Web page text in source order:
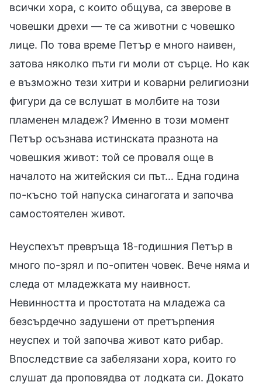
всички хора, с които общува, са зверове в
човешки дрехи — те са животни с човешко
лице. По това време Петър е много наивен,
затова няколко пъти ги моли от сърце. Но как
е възможно тези хитри и коварни религиозни
фигури да се вслушат в молбите на този
пламенен младеж? Именно в този момент
Петър осъзнава истинската празнота на
човешкия живот: той се проваля още в
началото на житейския си път… Една година
по-късно той напуска синагогата и започва
самостоятелен живот.
Неуспехът превръща 18-годишния Петър в
много по-зрял и по-опитен човек. Вече няма и
следа от младежката му наивност.
Невинността и простотата на младежа са
безсърдечно задушени от претърпения
неуспех и той започва живот като рибар.
Впоследствие са забелязани хора, които го
слушат да проповядва от лодката си. Докато